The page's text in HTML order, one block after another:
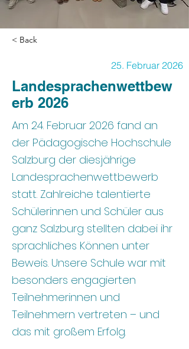
< Back
25. Februar 2026
Landesprachenwettbew
erb 2026
Am 24. Februar 2026 fand an
der Pädagogische Hochschule
Salzburg der diesjährige
Landesprachenwettbewerb
statt. Zahlreiche talentierte
Schülerinnen und Schüler aus
ganz Salzburg stellten dabei ihr
sprachliches Können unter
Beweis. Unsere Schule war mit
besonders engagierten
Teilnehmerinnen und
Teilnehmern vertreten – und
das mit großem Erfolg.